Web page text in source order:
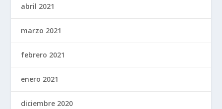
abril 2021
marzo 2021
febrero 2021
enero 2021
diciembre 2020